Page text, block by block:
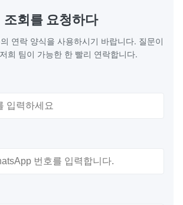
조회를 요청하다
연락 양식을 사용하시기 바랍니다. 질문이
희 팀이 가능한 한 빨리 연락합니다.